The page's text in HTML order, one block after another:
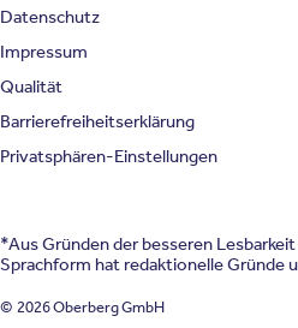
Datenschutz
Impressum
Qualität
Barrierefreiheitserklärung
Privatsphären-Einstellungen
*Aus Gründen der besseren
Sprachform hat redaktionelle Gründe
© 2026 Oberberg GmbH